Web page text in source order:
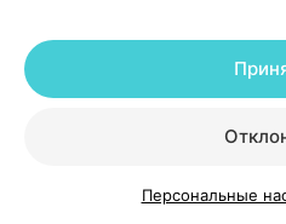
КаталогКорзина
инструкцией по
помещают в пачку из
По рецепту врача.Персональные